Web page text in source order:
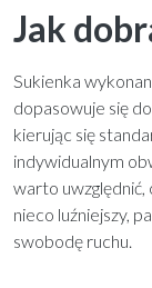
Jak
Sukienka
dopasowuje się
kierując się
indywidualnym
warto uwzględnić,
nieco luźniejszy,
swobodę ruchu.